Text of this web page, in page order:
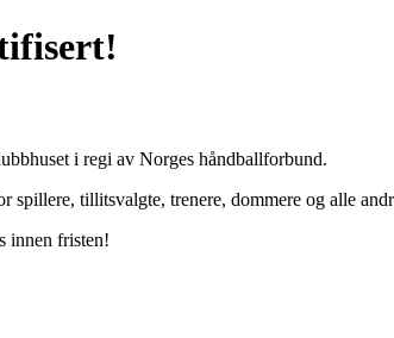
i regi av Norges håndballforbund.
spillere, tillitsvalgte, trenere, dommere og alle
innen fristen!